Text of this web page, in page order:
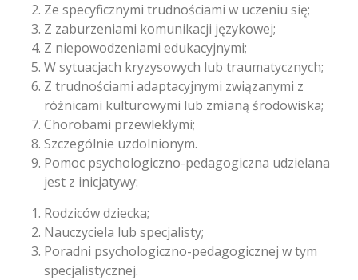
Ze specyficznymi trudnościami w uczeniu się;
Z zaburzeniami komunikacji językowej;
Z niepowodzeniami edukacyjnymi;
W sytuacjach kryzysowych lub traumatycznych;
Z trudnościami adaptacyjnymi związanymi z
różnicami kulturowymi lub zmianą środowiska;
Chorobami przewlekłymi;
Szczególnie uzdolnionym.
Pomoc psychologiczno-pedagogiczna udzielana
jest z inicjatywy:
Rodziców dziecka;
Nauczyciela lub specjalisty;
Poradni psychologiczno-pedagogicznej w tym
specjalistycznej.